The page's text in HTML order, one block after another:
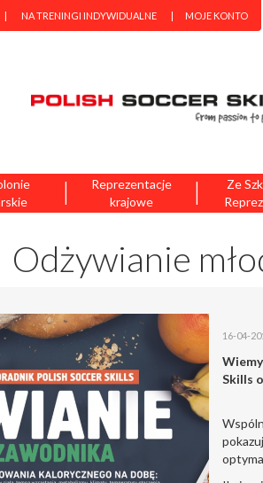
NA TRENINGI INDYWIDUALNE MOJE KONTO
Reprezentacje
krajowe
|
Ze
|
Odżywianie
16-04-
Skills